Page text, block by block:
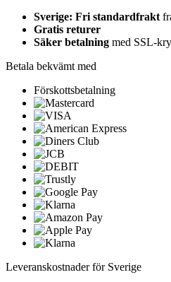
Sverige: Fri standardfrakt
Gratis returer
Säker betalning med SSL-
Betala bekvämt med
Förskottsbetalning
Leveranskostnader för Sverige